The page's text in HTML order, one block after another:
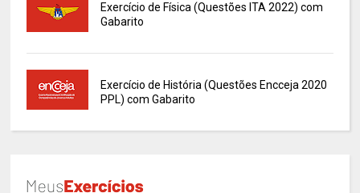
Exercício de Física (Questões ITA 2022) com
Gabarito
Exercício de História (Questões Encceja 2020
PPL) com Gabarito